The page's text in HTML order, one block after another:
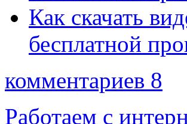
Как скачать
бесплатной
комментариев 8
Работаем с